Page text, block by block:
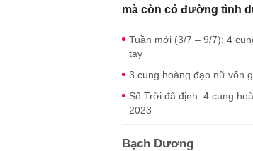
mà còn có đường tình
Tuần mới (3/7 – 9/7): 4
tay
3 cung hoàng đạo nữ vốn
Số Trời đã định: 4 cung
2023
Bạch Dương